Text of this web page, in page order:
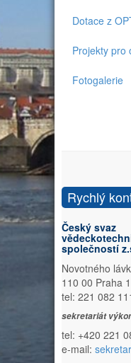
Dotace z
Projekty pro
Fotogalerie
Rychlý
Český svaz
společností
Novotného
110 00 Praha 1
tel: 221 082
sekretariát
tel: +420 221
e-mail: